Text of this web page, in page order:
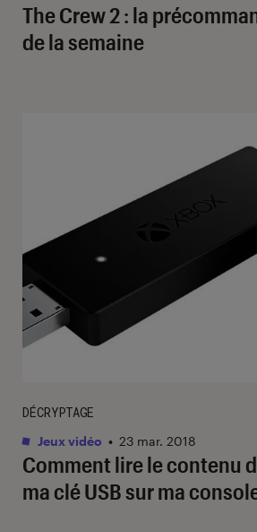
The Crew 2 : la
de la semaine
Comment lire le contenu
ma clé USB sur ma
DÉCRYPTAGE
Jeux vidéo • 23 mar. 2018